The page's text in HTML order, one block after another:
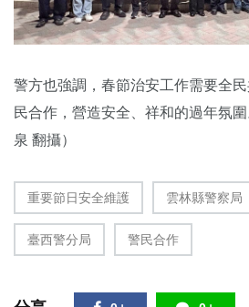
警方也強調，春節治安工作需要全
民合作，營造安全、祥和的過年氛
泉 翻攝）
重要節日安全維護 雲林縣警察局
臺西警分局 警民合作